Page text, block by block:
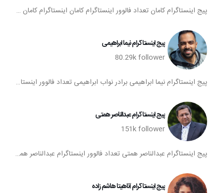
پیج اینستاگرام کامان تعداد فالوور اینستاگرام کامان اینستاگرام کامان فالوورهای اکانت اینستا کامان
پیج اینستاگرام نیما ابراهیمی
80.29kfollower
پیج اینستاگرام نیما ابراهیمی برادر نواب ابراهیمی تعداد فالوور اینستاگرام نیما ابراهیمی اینستاگرام نیما ابراهیمی فالوورهای اکانت اینستا نیما ابراهیمی
پیج اینستاگرام عبدالناصر همتی
151kfollower
پیج اینستاگرام عبدالناصر همتی تعداد فالوور اینستاگرام عبدالناصر همتی اینستاگرام عبدالناصر همتی فالوورهای اکانت اینستا عبدالناصر همتی
پیج اینستاگرام آناهیتا هاشم زاده